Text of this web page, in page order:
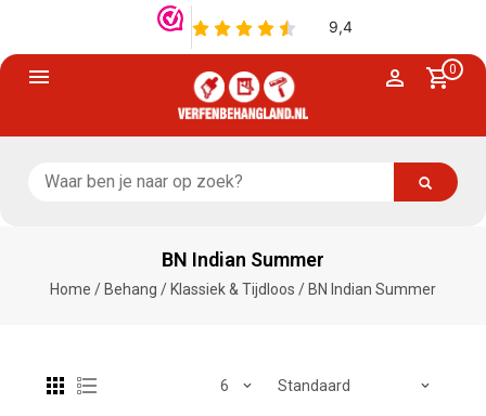
0
BN Indian Summer
Home / Behang / Klassiek & Tijdloos / BN Indian Summer